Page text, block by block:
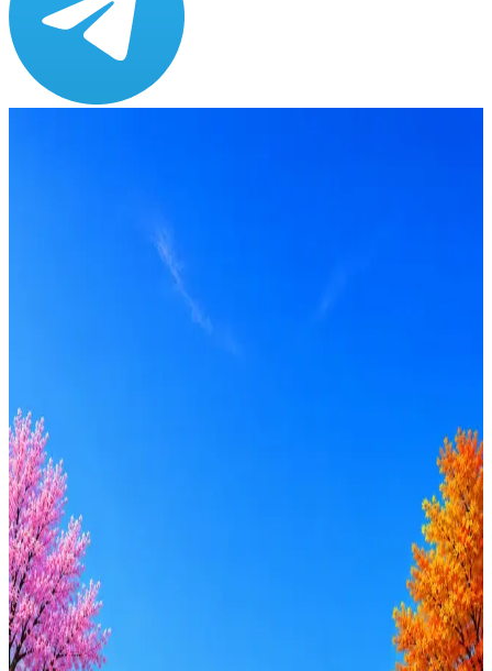
Оффер быстрее с Эйч
Будьте осторожны: если работодатель просит войти через
Google, iCloud или Госуслуги, прислать код или пароль,
запустить ПО или перевести деньги — это мошенники.